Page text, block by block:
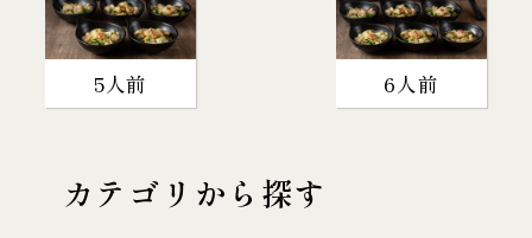
5人前 6人前
カテゴリから探す